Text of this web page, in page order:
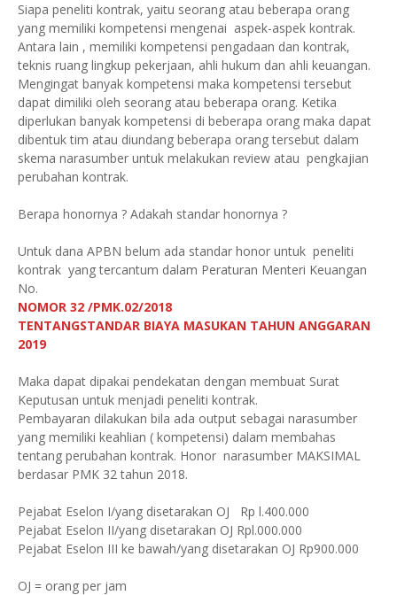
Siapa peneliti kontrak, yaitu seorang atau beberapa orang
yang memiliki kompetensi mengenai aspek-aspek kontrak.
Antara lain , memiliki kompetensi pengadaan dan kontrak,
teknis ruang lingkup pekerjaan, ahli hukum dan ahli keuangan.
Mengingat banyak kompetensi maka kompetensi tersebut
dapat dimiliki oleh seorang atau beberapa orang. Ketika
diperlukan banyak kompetensi di beberapa orang maka dapat
dibentuk tim atau diundang beberapa orang tersebut dalam
skema narasumber untuk melakukan review atau pengkajian
perubahan kontrak.
Berapa honornya ? Adakah standar honornya ?
Untuk dana APBN belum ada standar honor untuk peneliti
kontrak yang tercantum dalam Peraturan Menteri Keuangan
No.
NOMOR 32 /PMK.02/2018
TENTANGSTANDAR BIAYA MASUKAN TAHUN ANGGARAN
2019
Maka dapat dipakai pendekatan dengan membuat Surat
Keputusan untuk menjadi peneliti kontrak.
Pembayaran dilakukan bila ada output sebagai narasumber
yang memiliki keahlian ( kompetensi) dalam membahas
tentang perubahan kontrak. Honor narasumber MAKSIMAL
berdasar PMK 32 tahun 2018.
Pejabat Eselon I/yang disetarakan OJ Rp l.400.000
Pejabat Eselon II/yang disetarakan OJ Rpl.000.000
Pejabat Eselon III ke bawah/yang disetarakan OJ Rp900.000
OJ = orang per jam